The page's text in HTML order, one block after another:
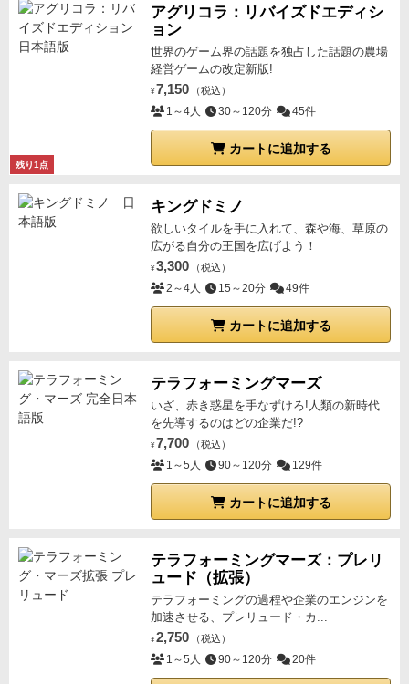
残り1点
アグリコラ：リバイズドエディシ
ョン
世界のゲーム界の話題を独占した話題の農場
経営ゲームの改定新版!
¥ 7,150 （税込）
1～4人 30～120分 45件
カートに追加する
キングドミノ
欲しいタイルを手に入れて、森や海、草原の
広がる自分の王国を広げよう！
¥ 3,300 （税込）
2～4人 15～20分 49件
カートに追加する
テラフォーミングマーズ
いざ、赤き惑星を手なずけろ!人類の新時代
を先導するのはどの企業だ!?
¥ 7,700 （税込）
1～5人 90～120分 129件
カートに追加する
テラフォーミングマーズ：プレリ
ュード（拡張）
テラフォーミングの過程や企業のエンジンを
加速させる、プレリュード・カ...
¥ 2,750 （税込）
1～5人 90～120分 20件